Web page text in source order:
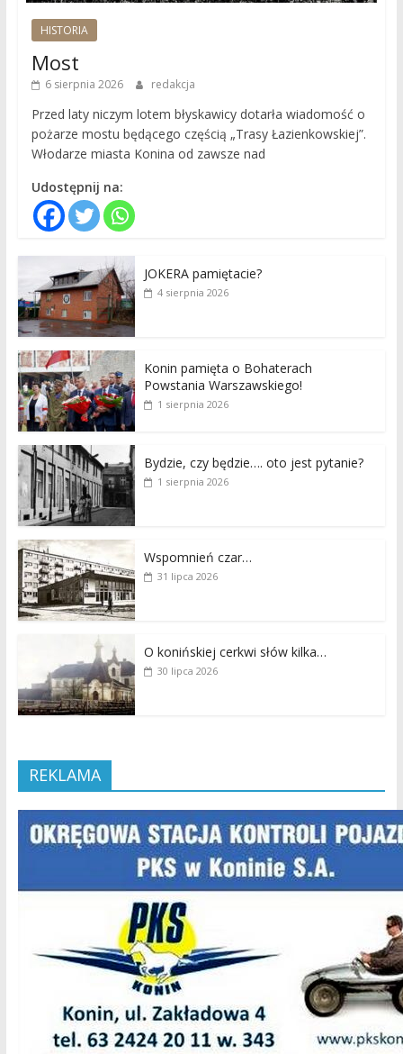
HISTORIA
Most
6 sierpnia 2026 redakcja
Przed laty niczym lotem błyskawicy dotarła wiadomość o
pożarze mostu będącego częścią „Trasy Łazienkowskiej”.
Włodarze miasta Konina od zawsze nad
Udostępnij na:
JOKERA pamiętacie?
4 sierpnia 2026
Konin pamięta o Bohaterach
Powstania Warszawskiego!
1 sierpnia 2026
Bydzie, czy będzie…. oto jest pytanie?
1 sierpnia 2026
Wspomnień czar…
31 lipca 2026
O konińskiej cerkwi słów kilka…
30 lipca 2026
REKLAMA